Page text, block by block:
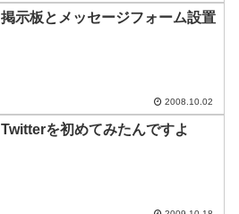
掲示板とメッセージフォーム設置
2008.10.02
Twitterを初めてみたんですよ